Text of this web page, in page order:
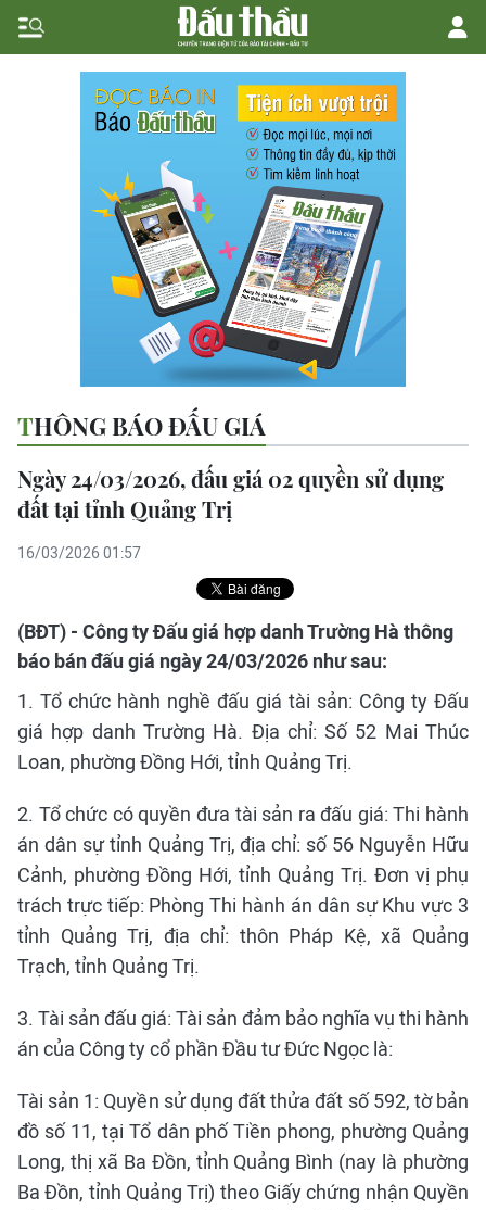
THÔNG BÁO ĐẤU GIÁ
Ngày 24/03/2026, đấu giá 02 quyền sử dụng
đất tại tỉnh Quảng Trị
16/03/2026 01:57
(BĐT) - Công ty Đấu giá hợp danh Trường Hà thông
báo bán đấu giá ngày 24/03/2026 như sau:
1. Tổ chức hành nghề đấu giá tài sản: Công ty Đấu
giá hợp danh Trường Hà. Địa chỉ: Số 52 Mai Thúc
Loan, phường Đồng Hới, tỉnh Quảng Trị.
2. Tổ chức có quyền đưa tài sản ra đấu giá: Thi hành
án dân sự tỉnh Quảng Trị, địa chỉ: số 56 Nguyễn Hữu
Cảnh, phường Đồng Hới, tỉnh Quảng Trị. Đơn vị phụ
trách trực tiếp: Phòng Thi hành án dân sự Khu vực 3
tỉnh Quảng Trị, địa chỉ: thôn Pháp Kệ, xã Quảng
Trạch, tỉnh Quảng Trị.
3. Tài sản đấu giá: Tài sản đảm bảo nghĩa vụ thi hành
án của Công ty cổ phần Đầu tư Đức Ngọc là:
Tài sản 1: Quyền sử dụng đất thửa đất số 592, tờ bản
đồ số 11, tại Tổ dân phố Tiền phong, phường Quảng
Long, thị xã Ba Đồn, tỉnh Quảng Bình (nay là phường
Ba Đồn, tỉnh Quảng Trị) theo Giấy chứng nhận Quyền